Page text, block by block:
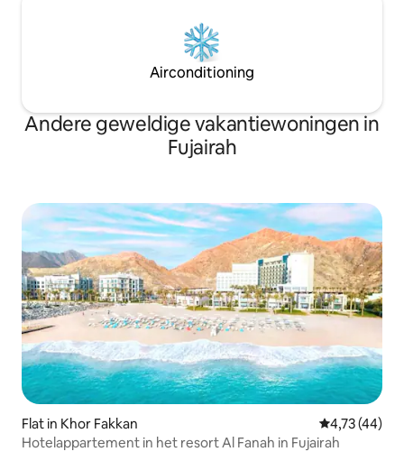
Airconditioning
Andere geweldige vakantiewoningen in
Fujairah
Flat in Khor Fakkan Gemiddelde
4,73 (44)
Hotelappartement in het resort Al Fanah in Fujairah